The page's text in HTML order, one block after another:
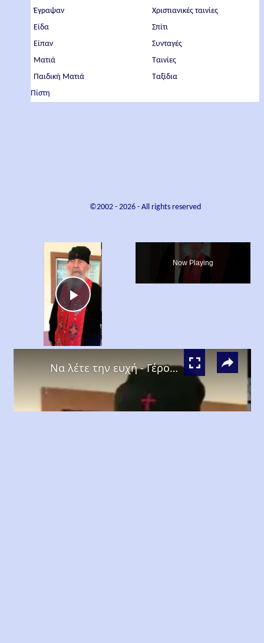
Έγραψαν
Είδα
Είπαν
Ματιά
Παιδική Ματιά
Πίστη
Χριστιανικές ταινίες
Σπίτι
Συνταγές
Ταινίες
Ταξίδια
©2002 - 2026- All rights reserved
Play
Video
Now Playing
Να λέτε την ευχή - Γέροντας Εφραίμ Αριζόνας (Γέρων Εφραίμ Φιλοθεΐτης)